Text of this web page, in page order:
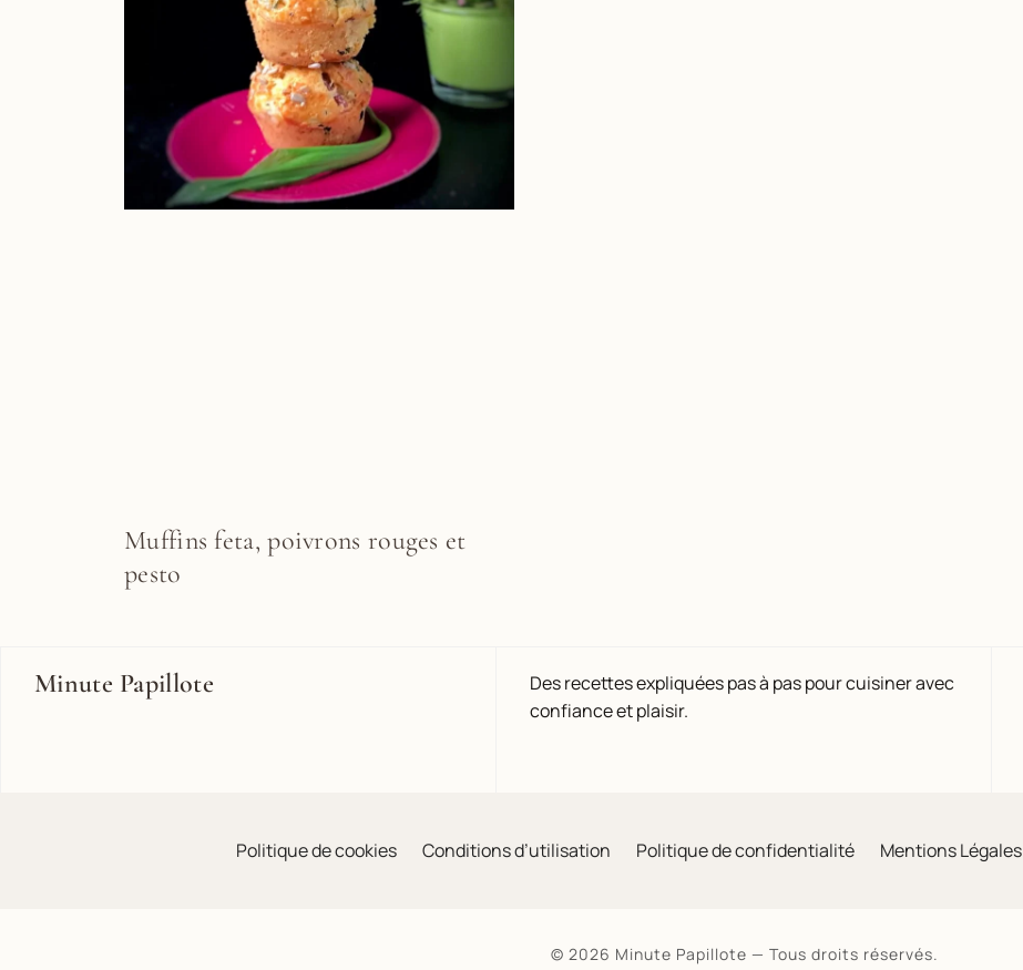
Muffins feta, poivrons rouges et
pesto
Minute Papillote
Des recettes expliquées pas à pas pour cuisiner avec
confiance et plaisir.
Politique de cookies Conditions d’utilisation Politique de confidentialité Mentions Légales
© 2026 Minute Papillote — Tous droits réservés.